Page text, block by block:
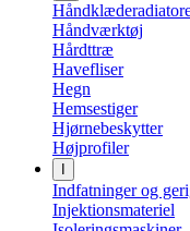
Håndværktøj
Hårdttræ
Havefliser
Hegn
Hemsestiger
Hjørnebeskytter
Højprofiler
Indfatninger og
Injektionsmateriel